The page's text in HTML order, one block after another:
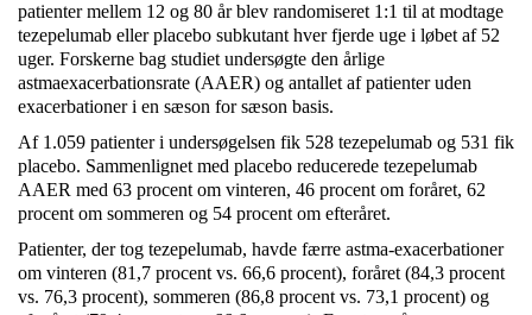
patienter mellem 12 og 80 år blev randomiseret 1:1 til at modtage
tezepelumab eller placebo subkutant hver fjerde uge i løbet af 52
uger. Forskerne bag studiet undersøgte den årlige
astmaexacerbationsrate (AAER) og antallet af patienter uden
exacerbationer i en sæson for sæson basis.
Af 1.059 patienter i undersøgelsen fik 528 tezepelumab og 531 fik
placebo. Sammenlignet med placebo reducerede tezepelumab
AAER med 63 procent om vinteren, 46 procent om foråret, 62
procent om sommeren og 54 procent om efteråret.
Patienter, der tog tezepelumab, havde færre astma-exacerbationer
om vinteren (81,7 procent vs. 66,6 procent), foråret (84,3 procent
vs. 76,3 procent), sommeren (86,8 procent vs. 73,1 procent) og